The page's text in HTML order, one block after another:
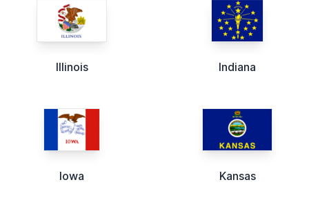
Illinois Indiana
Iowa Kansas